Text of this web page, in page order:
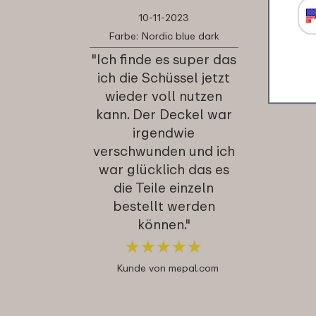
10-11-2023
Farbe: Nordic blue dark
"Ich finde es super das
ich die Schüssel jetzt
wieder voll nutzen
kann. Der Deckel war
irgendwie
verschwunden und ich
war glücklich das es
die Teile einzeln
bestellt werden
können."
★★★★★
★★★★★
Kunde von mepal.com